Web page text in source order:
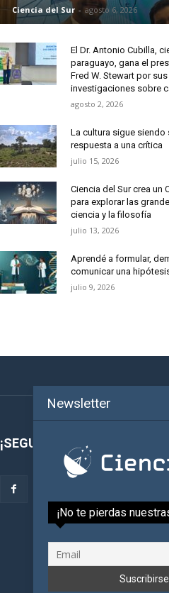
Ciencia del Sur - agosto 6, 2026
El Dr. Antonio Cubilla,
paraguayo, gana el
Fred W. Stewart por sus
investigaciones sobre
agosto 2, 2026
La cultura sigue siendo
respuesta a una crítica
julio 15, 2026
Ciencia del Sur crea un
para explorar las
ciencia y la filosofía
julio 13, 2026
Aprendé a formular,
comunicar una
julio 9, 2026
¡SEGUINOS!
Newsletter
¡No te pierdas